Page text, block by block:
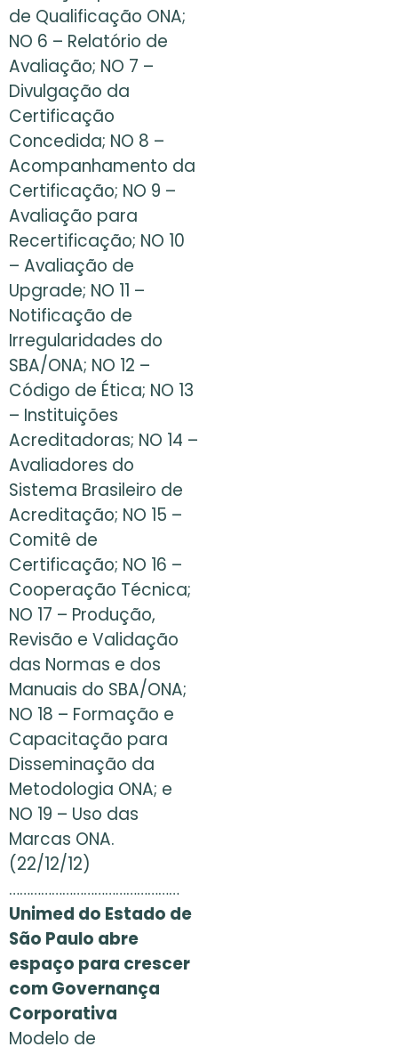
de Qualificação ONA;
NO 6 – Relatório de
Avaliação; NO 7 –
Divulgação da
Certificação
Concedida; NO 8 –
Acompanhamento da
Certificação; NO 9 –
Avaliação para
Recertificação; NO 10
– Avaliação de
Upgrade; NO 11 –
Notificação de
Irregularidades do
SBA/ONA; NO 12 –
Código de Ética; NO 13
– Instituições
Acreditadoras; NO 14 –
Avaliadores do
Sistema Brasileiro de
Acreditação; NO 15 –
Comitê de
Certificação; NO 16 –
Cooperação Técnica;
NO 17 – Produção,
Revisão e Validação
das Normas e dos
Manuais do SBA/ONA;
NO 18 – Formação e
Capacitação para
Disseminação da
Metodologia ONA; e
NO 19 – Uso das
Marcas ONA.
(22/12/12)
…………………………………………
Unimed do Estado de
São Paulo abre
espaço para crescer
com Governança
Corporativa
Modelo de